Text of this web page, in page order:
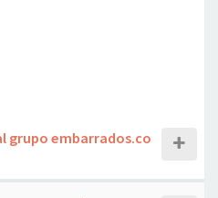
grupo embarrados.co